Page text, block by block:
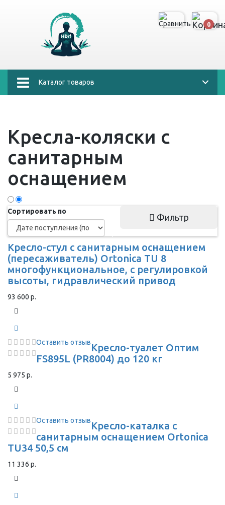
0
Каталог товаров
Кресла-коляски с
санитарным
оснащением
Сортировать по
Фильтр
Кресло-стул с санитарным оснащением
(пересаживатель) Ortonica TU 8
многофункциональное, с регулировкой
высоты, гидравлический привод
93 600 р.
Оставить отзывКресло-туалет Оптим
FS895L (PR8004) до 120 кг
5 975 р.
Оставить отзывКресло-каталка с
санитарным оснащением Ortonica
TU34 50,5 см
11 336 р.